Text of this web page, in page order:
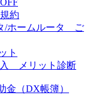
約
/ホームルータ ご
ト
メリット診断
金（DX帳簿）